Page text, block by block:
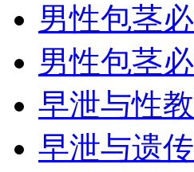
男性包茎
男性包茎
早泄与性
早泄与遗